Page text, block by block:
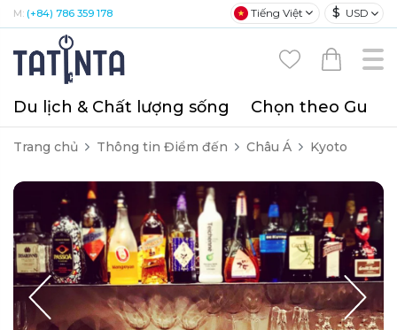
M: (+84) 786 359 178 Tiếng Việt $ USD
Du lịch & Chất lượng sống Chọn theo Gu
Trang chủ Thông tin Điểm đến Châu Á Kyoto